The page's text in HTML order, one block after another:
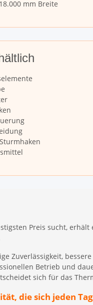
mm Breite
Preis sucht, erhält
Zuverlässigkeit, bessere
Betrieb und
sich für das
die sich jeden